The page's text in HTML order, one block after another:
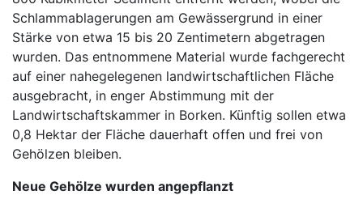
Schlammablagerungen am Gewässergrund in einer
Stärke von etwa 15 bis 20 Zentimetern abgetragen
wurden. Das entnommene Material wurde fachgerecht
auf einer nahegelegenen landwirtschaftlichen Fläche
ausgebracht, in enger Abstimmung mit der
Landwirtschaftskammer in Borken. Künftig sollen etwa
0,8 Hektar der Fläche dauerhaft offen und frei von
Gehölzen bleiben.
Neue Gehölze wurden angepflanzt